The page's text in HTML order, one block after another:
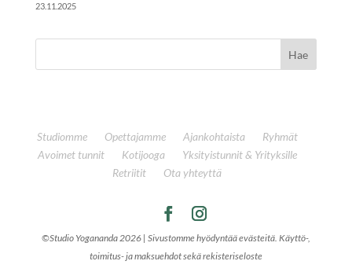
23.11.2025
Studiomme Opettajamme Ajankohtaista
Ryhmät
Avoimet tunnit
Kotijooga
Yksityistunnit & Yrityksille
Retriitit
Ota yhteyttä
©Studio Yogananda 2026 | Sivustomme hyödyntää evästeitä. Käyttö-,
toimitus- ja maksuehdot sekä rekisteriseloste